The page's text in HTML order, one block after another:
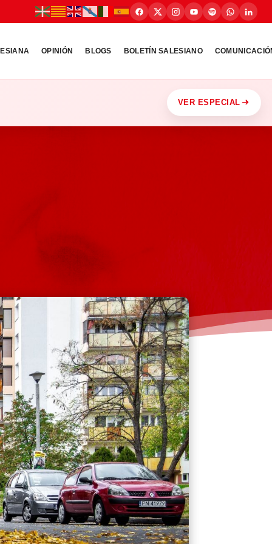
OPINIÓN BLOGS BOLETÍN SALESIANO
VER ESPECIAL